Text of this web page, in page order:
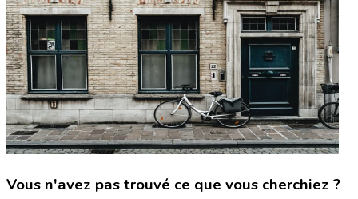
Vous n'avez pas trouvé ce que vous cherchiez ?